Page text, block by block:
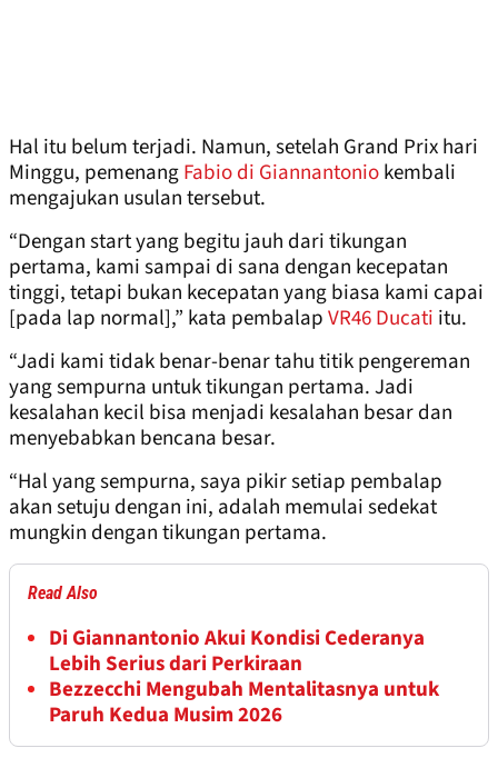
Hal itu belum terjadi. Namun, setelah Grand Prix hari
Minggu, pemenangFabio di Giannantoniokembali
mengajukan usulan tersebut.
“Dengan start yang begitu jauh dari tikungan
pertama, kami sampai di sana dengan kecepatan
tinggi, tetapi bukan kecepatan yang biasa kami capai
[pada lap normal],” kata pembalapVR46 Ducati itu.
“Jadi kami tidak benar-benar tahu titik pengereman
yang sempurna untuk tikungan pertama. Jadi
kesalahan kecil bisa menjadi kesalahan besar dan
menyebabkan bencana besar.
“Hal yang sempurna, saya pikir setiap pembalap
akan setuju dengan ini, adalah memulai sedekat
mungkin dengan tikungan pertama.
Read Also
Di Giannantonio Akui Kondisi Cederanya
Lebih Serius dari Perkiraan
Bezzecchi Mengubah Mentalitasnya untuk
Paruh Kedua Musim 2026